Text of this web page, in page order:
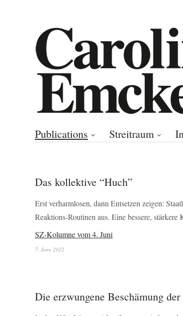
Publications Streitraum
Das kollektive “Huch”
Erst verharmlosen, dann Entsetzen zeigen:
Reaktions-Routinen aus. Eine bessere,
SZ-Kolumne vom 4. Juni
7. June 2022
Die erzwungene Beschämung der